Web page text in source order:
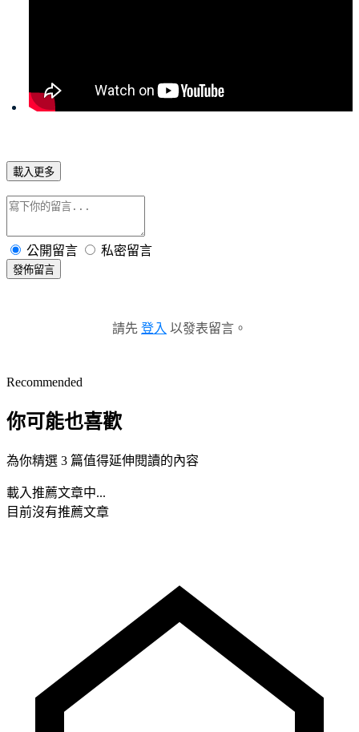
載入更多
公開留言 私密留言
發佈留言
請先 登入 以發表留言。
Recommended
你可能也喜歡
為你精選 3 篇值得延伸閱讀的內容
載入推薦文章中...
目前沒有推薦文章